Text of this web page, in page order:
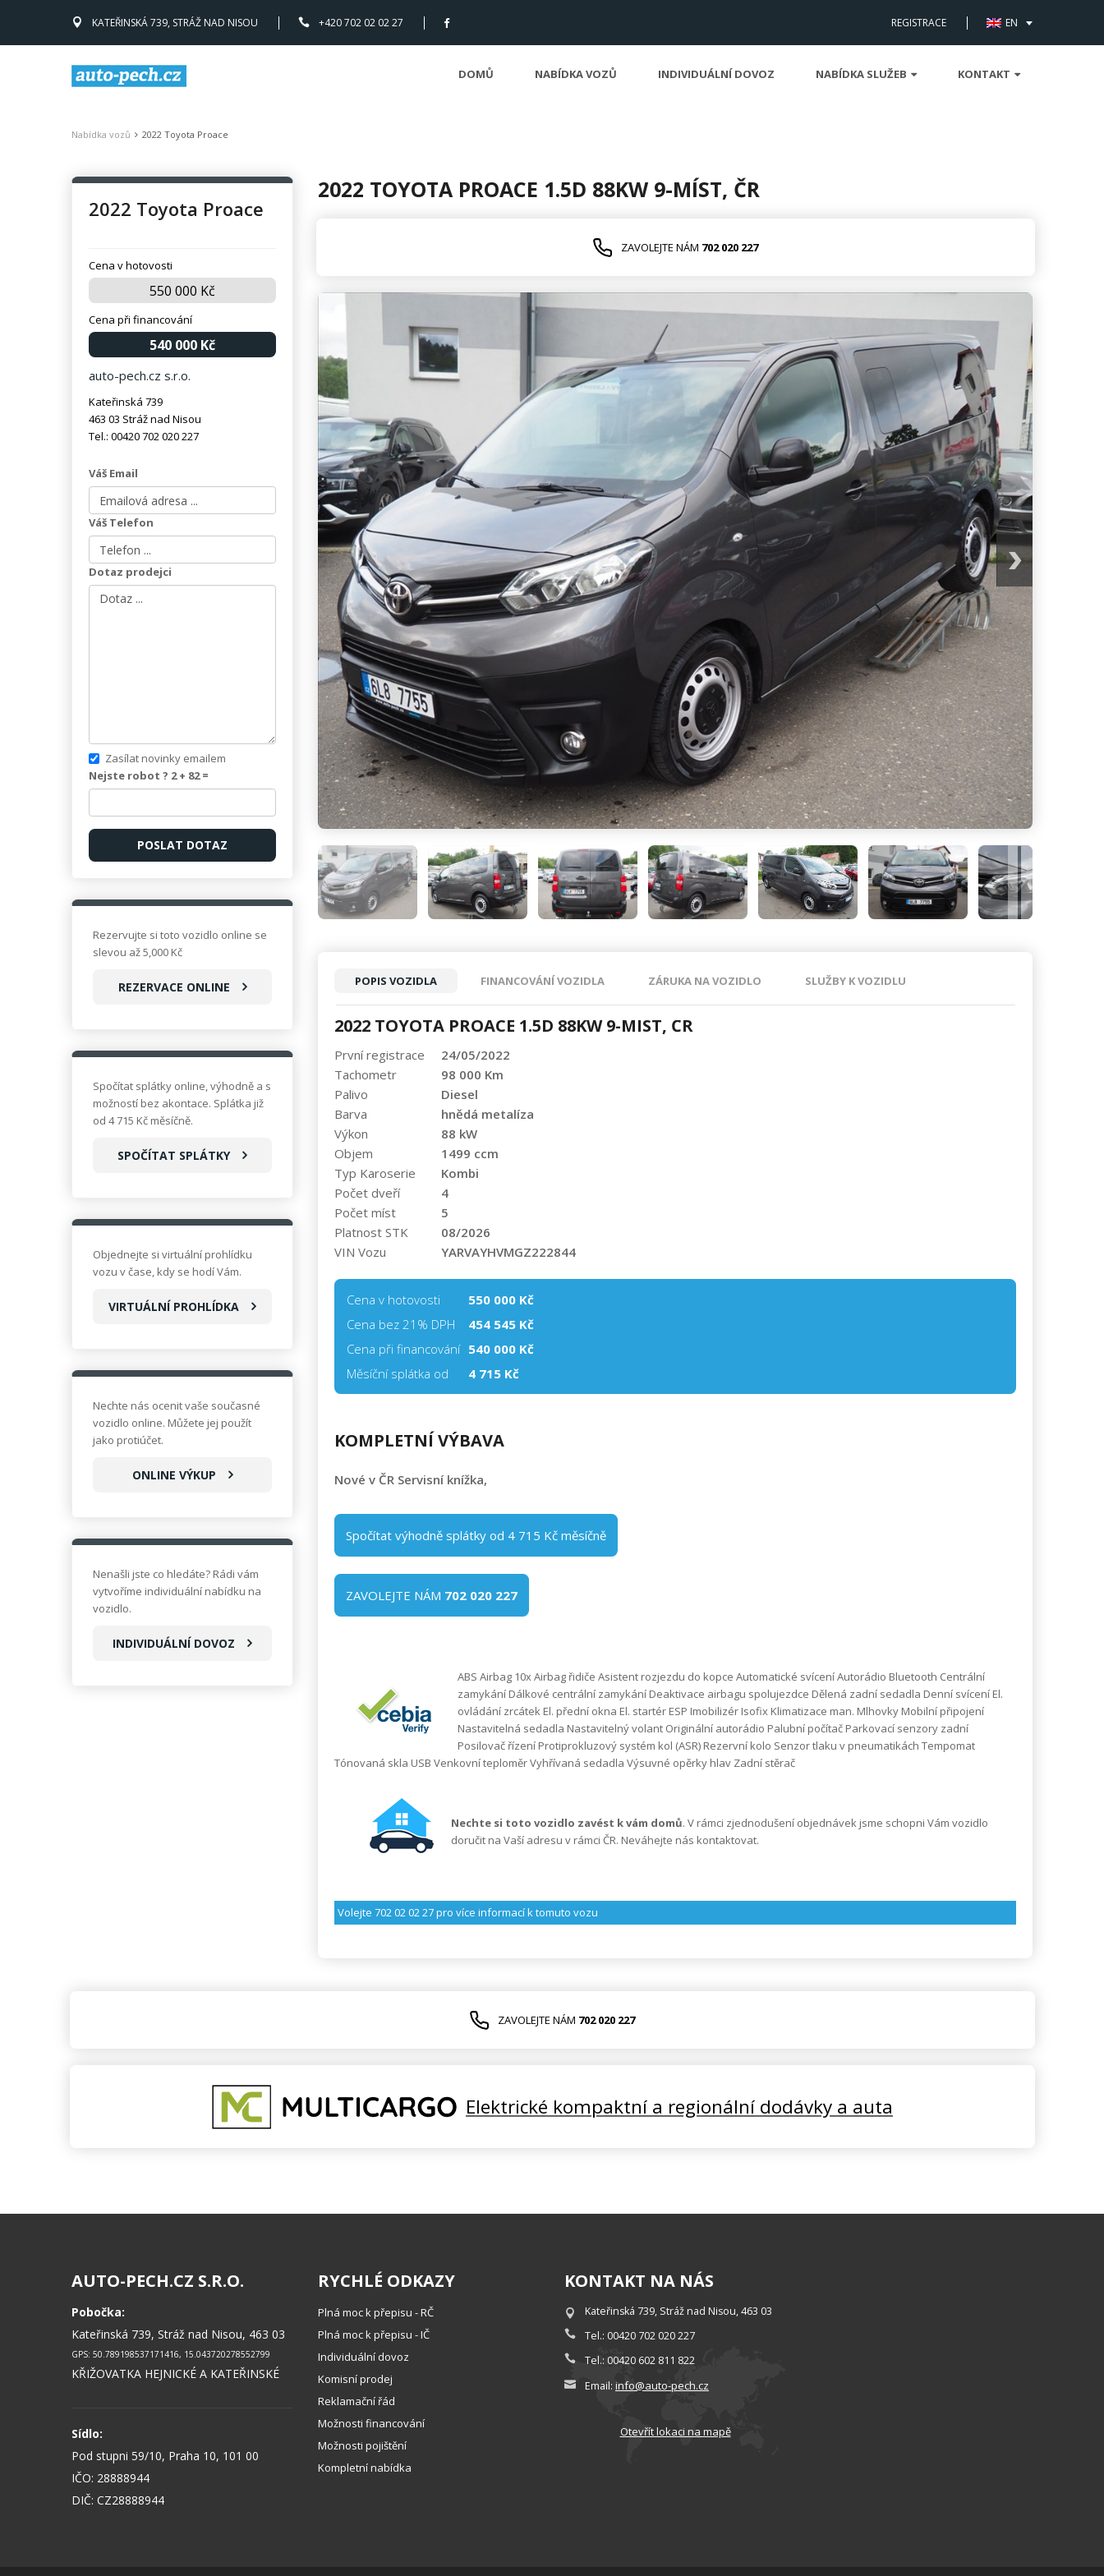
KATEŘINSKÁ 739, STRÁŽ NAD NISOU +420 702 02 02 27 REGISTRACE EN
DOMŮ NABÍDKA VOZŮ INDIVIDUÁLNÍ DOVOZ NABÍDKA SLUŽEB KONTAKT
Nabídka vozů 2022 Toyota Proace
2022 Toyota Proace
Cena v hotovosti
550 000 Kč
Cena při financování
540 000 Kč
auto-pech.cz s.r.o.
Kateřinská 739
463 03 Stráž nad Nisou
Tel.: 00420 702 020 227
Váš Email
Váš Telefon
Dotaz prodejci
Zasílat novinky emailem
Nejste robot ? 2 + 82=
Rezervujte si toto vozidlo online se
slevou až 5,000 Kč
REZERVACE ONLINE
Spočítat splátky online, výhodně a s
možností bez akontace. Splátka již
od 4 715 Kč měsíčně.
SPOČÍTAT SPLÁTKY
Objednejte si virtuální prohlídku
vozu v čase, kdy se hodí Vám.
VIRTUÁLNÍ PROHLÍDKA
Nechte nás ocenit vaše současné
vozidlo online. Můžete jej použít
jako protiúčet.
ONLINE VÝKUP
Nenašli jste co hledáte? Rádi vám
vytvoříme individuální nabídku na
vozidlo.
INDIVIDUÁLNÍ DOVOZ
2022 TOYOTA PROACE 1.5D 88KW 9-MÍST, ČR
ZAVOLEJTE NÁM 702 020 227
POPIS VOZIDLA FINANCOVÁNÍ VOZIDLA ZÁRUKA NA VOZIDLO SLUŽBY K VOZIDLU
2022 TOYOTA PROACE 1.5D 88KW 9-MÍST, ČR
První registrace
24/05/2022
Tachometr
98 000 Km
Palivo
Diesel
Barva
hnědá metalíza
Výkon
88 kW
Objem
1499 ccm
Typ Karoserie
Kombi
Počet dveří
4
Počet míst
5
Platnost STK
08/2026
VIN Vozu
YARVAYHVMGZ222844
Cena v hotovosti
550 000 Kč
Cena bez 21% DPH
454 545 Kč
Cena při financování 540 000 Kč
Měsíční splátka od
4 715 Kč
KOMPLETNÍ VÝBAVA
Nové v ČR Servisní knížka,
Spočítat výhodně splátky od 4 715 Kč měsíčně
ZAVOLEJTE NÁM 702 020 227
ABS Airbag 10x Airbag řidiče Asistent rozjezdu do kopce Automatické svícení Autorádio Bluetooth Centrální
zamykání Dálkové centrální zamykání Deaktivace airbagu spolujezdce Dělená zadní sedadla Denní svícení El.
ovládání zrcátek El. přední okna El. startér ESP Imobilizér Isofix Klimatizace man. Mlhovky Mobilní připojení
Nastavitelná sedadla Nastavitelný volant Originální autorádio Palubní počítač Parkovací senzory zadní
Posilovač řízení Protiprokluzový systém kol (ASR) Rezervní kolo Senzor tlaku v pneumatikách Tempomat
Tónovaná skla USB Venkovní teploměr Vyhřívaná sedadla Výsuvné opěrky hlav Zadní stěrač
Nechte si toto vozidlo zavést k vám domů. V rámci zjednodušení objednávek jsme schopni Vám vozidlo
doručit na Vaší adresu v rámci ČR. Neváhejte nás kontaktovat.
Volejte 702 02 02 27pro více informací k tomuto vozu
ZAVOLEJTE NÁM 702 020 227
Elektrické kompaktní a regionální dodávky a auta
AUTO-PECH.CZ S.R.O.
Pobočka:
Kateřinská 739, Stráž nad Nisou, 463 03
GPS: 50.789198537171416, 15.043720278552799
KŘIŽOVATKA HEJNICKÉ A KATEŘINSKÉ
Sídlo:
Pod stupni 59/10, Praha 10, 101 00
IČO: 28888944
DIČ: CZ28888944
RYCHLÉ ODKAZY
Plná moc k přepisu - RČ
Plná moc k přepisu - IČ
Individuální dovoz
Komisní prodej
Reklamační řád
Možnosti financování
Možnosti pojištění
Kompletní nabídka
KONTAKT NA NÁS
Kateřinská 739, Stráž nad Nisou, 463 03
Tel.: 00420 702 020 227
Tel.: 00420 602 811 822
Email: info@auto-pech.cz
Otevřít lokaci na mapě